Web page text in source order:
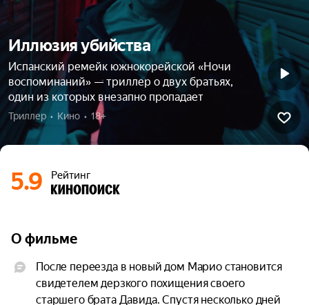
Иллюзия убийства
Испанский ремейк южнокорейской «Ночи
воспоминаний» — триллер о двух братьях,
один из которых внезапно пропадает
Триллер  •  Кино  •  18+
5.9 Рейтинг
О фильме
После переезда в новый дом Марио становится
свидетелем дерзкого похищения своего
старшего брата Давида. Спустя несколько дней